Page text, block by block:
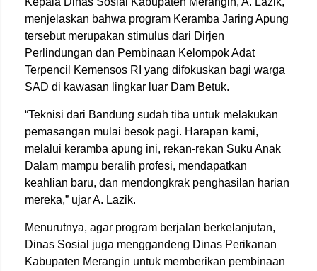
menjelaskan bahwa program Keramba Jaring Apung
tersebut merupakan stimulus dari Dirjen
Perlindungan dan Pembinaan Kelompok Adat
Terpencil Kemensos RI yang difokuskan bagi warga
SAD di kawasan lingkar luar Dam Betuk.
“Teknisi dari Bandung sudah tiba untuk melakukan
pemasangan mulai besok pagi. Harapan kami,
melalui keramba apung ini, rekan-rekan Suku Anak
Dalam mampu beralih profesi, mendapatkan
keahlian baru, dan mendongkrak penghasilan harian
mereka,” ujar A. Lazik.
Menurutnya, agar program berjalan berkelanjutan,
Dinas Sosial juga menggandeng Dinas Perikanan
Kabupaten Merangin untuk memberikan pembinaan